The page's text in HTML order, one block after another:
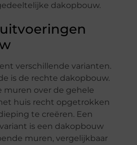
dakopbouw.
verschillende varianten.
is de rechte dakopbouw.
muren over de gehele
huis recht opgetrokken
te creëren. Een
is een dakopbouw
muren, vergelijkbaar